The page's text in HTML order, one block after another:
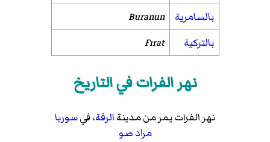
بالسامرية
Buranun
بالتركية
Fırat
نهر الفرات في التاريخ
نهر الفرات يمر من مدينةالرقة، فيسوريا
مراد صو